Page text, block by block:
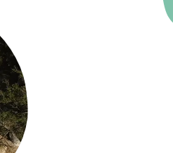
I AGENDA
anteriors